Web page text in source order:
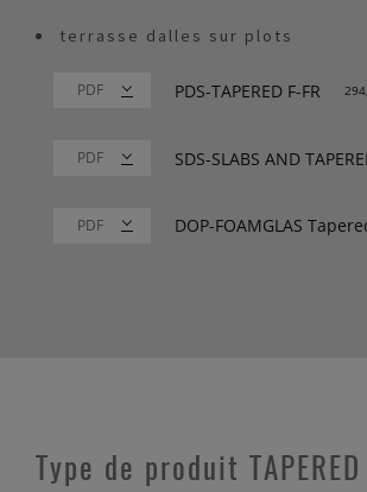
terrasse dalles sur plots
PDS-TAPERED F-FR
SDS-SLABS AND
DOP-FOAMGLAS
Type de produit TAPERED